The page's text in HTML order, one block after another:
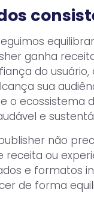
ganha
do usuário,
sua
o ecossistema
e
não
receita ou
e formatos
de forma